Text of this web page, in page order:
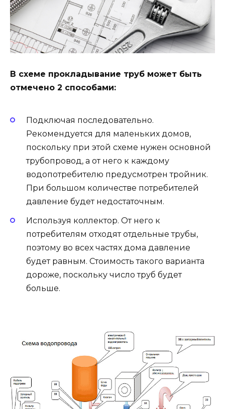
В схеме прокладывание труб может быть
отмечено 2 способами:
Подключая последовательно.
Рекомендуется для маленьких домов,
поскольку при этой схеме нужен основной
трубопровод, а от него к каждому
водопотребителю предусмотрен тройник.
При большом количестве потребителей
давление будет недостаточным.
Используя коллектор. От него к
потребителям отходят отдельные трубы,
поэтому во всех частях дома давление
будет равным. Стоимость такого варианта
дороже, поскольку число труб будет
больше.